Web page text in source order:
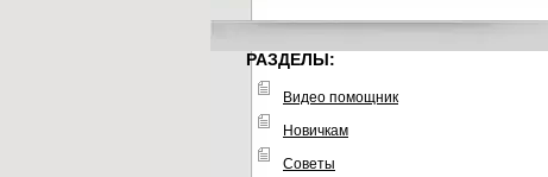
РАЗДЕЛЫ:
Видео помощник
Новичкам
Советы